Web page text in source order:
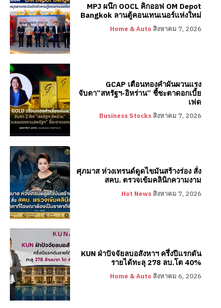
MPJ ผนึก OOCL คิกออฟ OM Depot
Bangkok ลานตู้คอนเทนเนอร์แห่งใหม่
Home & Auto สิงหาคม 7, 2026
GCAP เตือนทองคำผันผวนแรง
จับตา”สหรัฐฯ-อิหร่าน” ชี้ชะตาดอกเบี้ย
เฟด
Business Stocks สิงหาคม 7, 2026
ศุภมาส ห่วงเทรนด์ดูดไขมันสร้างร่อง สั่ง
สคบ. ตรวจเข้มคลินิกความงาม
Hot News สิงหาคม 7, 2026
KUN ฝ่าปัจจัยลบอสังหาฯ ครึ่งปีแรกดัน
รายได้ทะลุ 278 ลบ.โต 40%
Home & Auto สิงหาคม 6, 2026